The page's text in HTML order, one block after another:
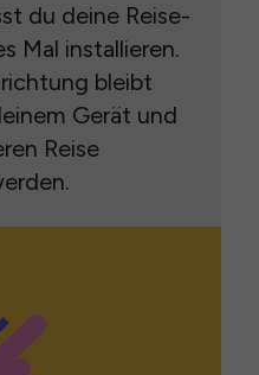
du deine Reise-
Mal installieren.
bleibt
Gerät und
Reise